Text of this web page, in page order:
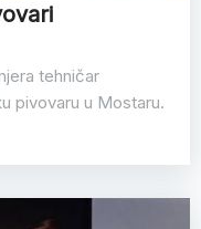
tehničar
pivovaru u Mostaru.